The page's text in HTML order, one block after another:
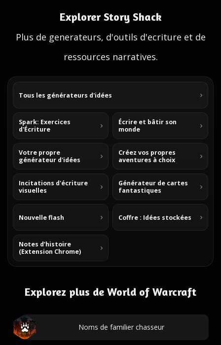
Explorer Story Shack
Plus de generateurs, d'outils d'ecriture et de
ressources narratives.
Tous les générateurs d'idées
Spark: Exercices
d'Écriture
Écrire et bâtir son
monde
Votre propre
générateur d'idées
Créez vos propres
aventures à choix
Incitations d'écriture
visuelles
Générateur de cartes
fantastiques
Nouvelle flash Coffre : Idées stockées
Notes d’histoire
(Extension Chrome)
Explorez plus de World of Warcraft
Noms de familier chasseur